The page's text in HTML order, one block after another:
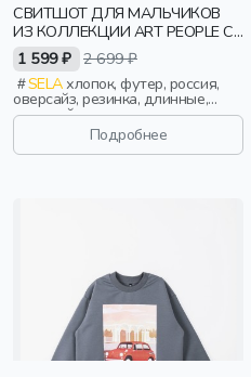
СВИТШОТ ДЛЯ МАЛЬЧИКОВ
ИЗ КОЛЛЕКЦИИ ART PEOPLE С
ANGRY BROTHERS 11
1 599 ₽ 2 699 ₽
SELAхлопок, футер, россия,
оверсайз, резинка, длинные,
длинный рукав, манжета,
свободные, принт, вышивка,
вырез, круглый вырез, винтаж,
мальчики, дети
Подробнее